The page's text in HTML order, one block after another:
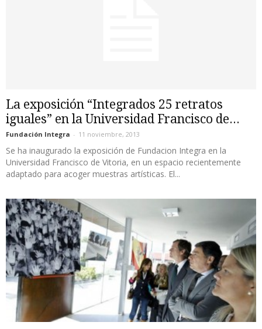
La exposición “Integrados 25 retratos
iguales” en la Universidad Francisco de...
Fundación Integra - 11 noviembre, 2013
Se ha inaugurado la exposición de Fundacion Integra en la
Universidad Francisco de Vitoria, en un espacio recientemente
adaptado para acoger muestras artísticas. El...